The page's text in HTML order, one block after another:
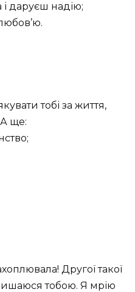
і даруєш надію;
тобі за життя,
А ще:
Другої такої
пишаюся тобою. Я мрію